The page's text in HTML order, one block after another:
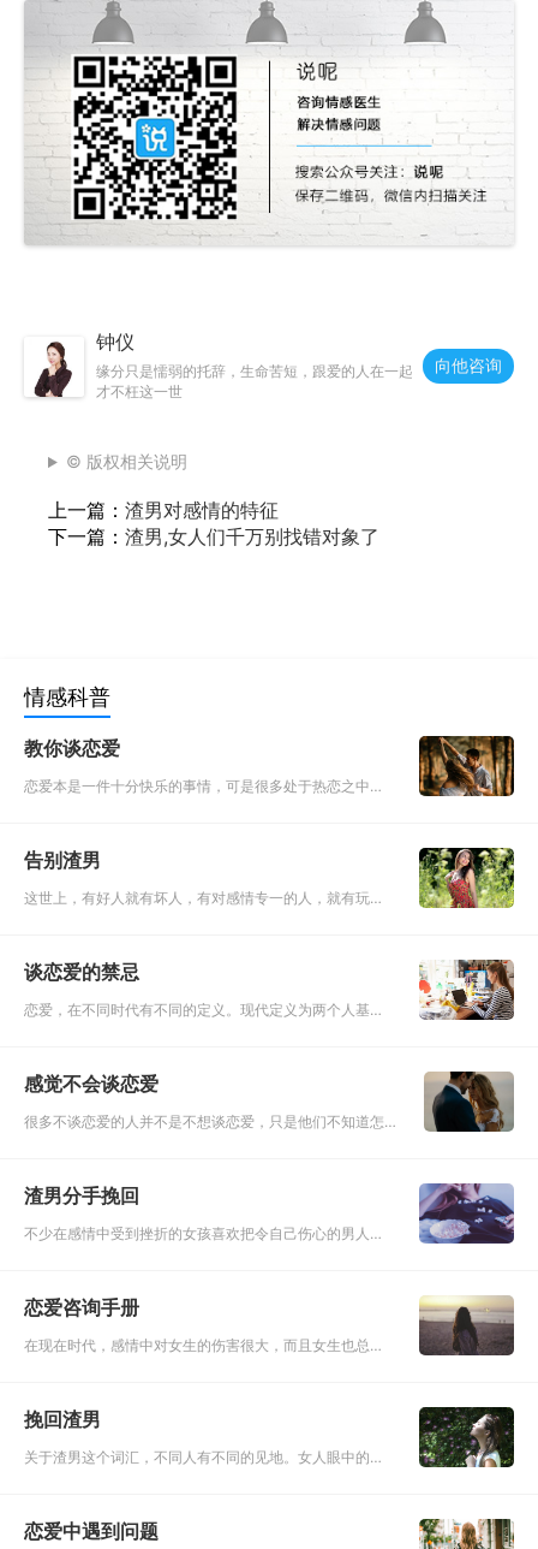
钟仪
缘分只是懦弱的托辞，生命苦短，跟爱的人在一起
才不枉这一世
向他咨询
© 版权相关说明
上一篇： 渣男对感情的特征
下一篇： 渣男,女人们千万别找错对象了
情感科普
教你谈恋爱
恋爱本是一件十分快乐的事情，可是很多处于热恋之中的
么怎样谈恋爱，才能长久呢？这篇文章会给你答案。
告别渣男
这世上，有好人就有坏人，有对感情专一的人，就有玩弄
每个人都是值得被爱
谈恋爱的禁忌
恋爱，在不同时代有不同的定义。现代定义为两个人基于
望对方成为自己终生
感觉不会谈恋爱
很多不谈恋爱的人并不是不想谈恋爱，只是他们不知道怎么
情，希望身边会
渣男分手挽回
不少在感情中受到挫折的女孩喜欢把令自己伤心的男人称
况属于我们在经营恋
恋爱咨询手册
在现在时代，感情中对女生的伤害很大，而且女生也总是
措，到了自己身上就像
挽回渣男
关于渣男这个词汇，不同人有不同的见地。女人眼中的渣
准，但都是不符合心意
恋爱中遇到问题